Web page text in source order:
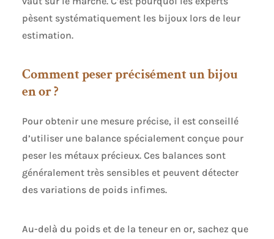
pèsent systématiquement les bijoux lors de leur
estimation.
Comment peser précisément un bijou
en or ?
Pour obtenir une mesure précise, il est conseillé
d’utiliser une balance spécialement conçue pour
peser les métaux précieux. Ces balances sont
généralement très sensibles et peuvent détecter
des variations de poids infimes.
Au-delà du poids et de la teneur en or, sachez que